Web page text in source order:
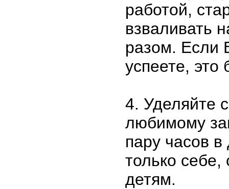
работой,
взваливать
разом. Если
успеете, это
4. Уделяйте
любимому
пару часов
только
детям.